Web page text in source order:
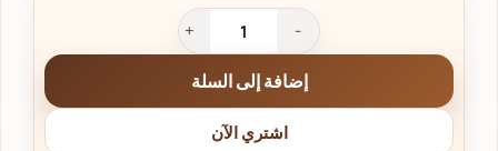
إضافة إلى السلة
اشتري الآن